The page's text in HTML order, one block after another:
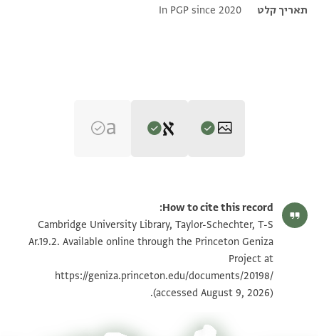
תאריך קלט In PGP since 2020
Alan Elbaum and Yusuf Umrethwala's digital edition (2025).
T-S Ar.19.2 1v
הגדל וסובב
T-S Ar.19.2 recto
[]
]....[ ]ـصهو واخذ عبده ويعـ…….
].... اخذ كتابه وجده عبده قد قدر لما لم يكاتبه عبده به ولا
תנאי היתר שימוש בתצלום
How to cite this record:
Cambridge University Library, Taylor-Schechter, T-S
Ar.19.2. Available online through the Princeton Geniza
Project at
https://geniza.princeton.edu/documents/20198/
(accessed August 9, 2026).